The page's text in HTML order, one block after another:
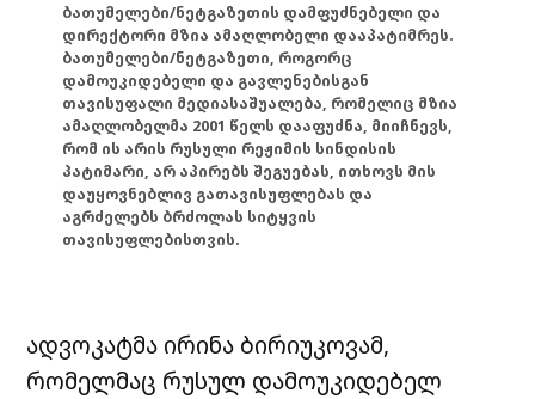
ბათუმელები/ნეტგაზეთის დამფუძნებელი და
დირექტორი მზია ამაღლობელი დააპატიმრეს.
ბათუმელები/ნეტგაზეთი, როგორც
დამოუკიდებელი და გავლენებისგან
თავისუფალი მედიასაშუალება, რომელიც მზია
ამაღლობელმა 2001 წელს დააფუძნა, მიიჩნევს,
რომ ის არის რუსული რეჟიმის სინდისის
პატიმარი, არ აპირებს შეგუებას, ითხოვს მის
დაუყოვნებლივ გათავისუფლებას და
აგრძელებს ბრძოლას სიტყვის
თავისუფლებისთვის.
ადვოკატმა ირინა ბირიუკოვამ,
რომელმაც რუსულ დამოუკიდებელ